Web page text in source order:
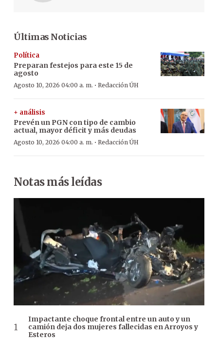
Últimas Noticias
Política
Preparan festejos para este 15 de
agosto
Agosto 10, 2026 04:00 a. m. · Redacción ÚH
+ análisis
Prevén un PGN con tipo de cambio
actual, mayor déficit y más deudas
Agosto 10, 2026 04:00 a. m. · Redacción ÚH
Notas más leídas
Impactante choque frontal entre un auto y un
camión deja dos mujeres fallecidas en Arroyos y
Esteros